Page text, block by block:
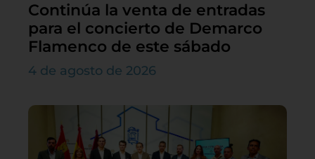
Continúa la venta de entradas
para el concierto de Demarco
Flamenco de este sábado
4 de agosto de 2026